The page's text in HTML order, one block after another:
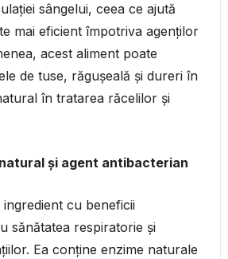
sângelui, ceea ce ajută
mai eficient împotriva agenților
acest aliment poate
de tuse, răgușeală și dureri în
în tratarea răcelilor și
și agent antibacterian
cu beneficii
sănătatea respiratorie și
Ea conține enzime naturale